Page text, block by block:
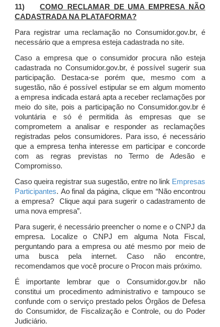
11)COMO RECLAMAR DE UMA EMPRESA NÃO
CADASTRADA NA PLATAFORMA?
Para registrar uma reclamação no Consumidor.gov.br, é
necessário que a empresa esteja cadastrada no site.
Caso a empresa que o consumidor procura não esteja
cadastrada no Consumidor.gov.br, é possível sugerir sua
participação. Destaca-se porém que, mesmo com a
sugestão, não é possível estipular se em algum momento
a empresa indicada estará apta a receber reclamações por
meio do site, pois a participação no Consumidor.gov.br é
voluntária e só é permitida às empresas que se
comprometem a analisar e responder as reclamações
registradas pelos consumidores. Para isso, é necessário
que a empresa tenha interesse em participar e concorde
com as regras previstas no Termo de Adesão e
Compromisso.
Caso queira registrar sua sugestão, entre no link Empresas
Participantes. Ao final da página, clique em “Não encontrou
a empresa? Clique aqui para sugerir o cadastramento de
uma nova empresa”.
Para sugerir, é necessário preencher o nome e o CNPJ da
empresa. Localize o CNPJ em alguma Nota Fiscal,
perguntando para a empresa ou até mesmo por meio de
uma busca pela internet. Caso não encontre,
recomendamos que você procure o Procon mais próximo.
É importante lembrar que o Consumidor.gov.br não
constitui um procedimento administrativo e tampouco se
confunde com o serviço prestado pelos Órgãos de Defesa
do Consumidor, de Fiscalização e Controle, ou do Poder
Judiciário.